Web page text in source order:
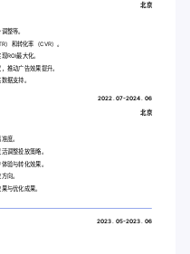
北京
整等。
）和转化率（CVR）。
ROI最大化。
推动广告效果提升。
据支持。
2022 . 07-2024 . 06
北京
度。
调整投放策略。
验与转化效果。
向。
与优化成果。
2023 . 05-2023 . 06